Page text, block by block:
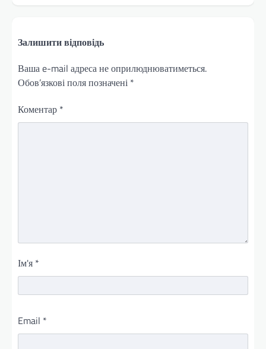
Залишити відповідь
Ваша e-mail адреса не оприлюднюватиметься.
Обов’язкові поля позначені *
Коментар *
Ім'я *
Email *